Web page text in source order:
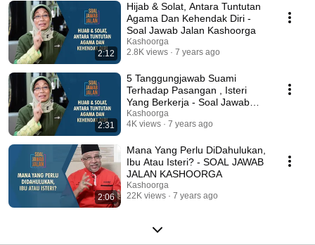
seorang panel menjawab persoalan anda.
2:12
Hijab & Solat, Antara Tuntutan
Agama Dan Kehendak Diri -
Soal Jawab Jalan Kashoorga
Kashoorga
2.8K views
7 years ago
2:31
5 Tanggungjawab Suami
Terhadap Pasangan , Isteri
Yang Berkerja - Soal Jawab
Jalan Kashoorga
Kashoorga
4K views
7 years ago
2:06
Mana Yang Perlu DiDahulukan,
Ibu Atau Isteri? - SOAL JAWAB
JALAN KASHOORGA
Kashoorga
22K views
7 years ago